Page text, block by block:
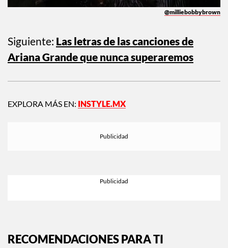
@milliebobbybrown
Siguiente:Las letras de las canciones de
Ariana Grande que nunca superaremos